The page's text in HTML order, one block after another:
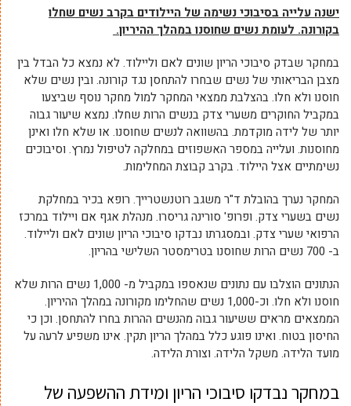
ישנה עלייה בסיבוכי נשימה של היילודים בקרב נשים שחלו
בקורונה. לעומת נשים שחוסנו במהלך ההיריון.
במחקר שבדק סיבוכי הריון שונים לאם וליילוד. לא נמצא כל הבדל בין
מצבן הבריאותי של נשים שבחרו להתחסן נגד קורונה. ובין נשים שלא
חוסנו ולא חלו. בהצלבת ממצאי המחקר למול מחקר נוסף שביצעו
במקביל החוקרים משערי צדק בנשים הרות שחלו. נמצא שיעור גבוה
יותר של לידה מוקדמת. בהשוואה לנשים שחוסנו. או שלא חלו ואינן
מחוסנות. ועלייה במספר האשפוזים במחלקה לטיפול נמרץ. וסיבוכים
נשימתיים אצל היילוד. בקרב קבוצת המחלימות.
המחקר נערך בהובלת ד"ר משגב רוטנשטרייך. רופא בכיר במחלקת
נשים בשערי צדק. ופרופ' סורינה גריסרו. מנהלת אגף אם ויילוד במרכז
הרפואי שערי צדק. ובמסגרתו נבדקו סיבוכי הריון שונים לאם וליילוד.
ב- 700 נשים הרות שחוסנו בטרימסטר השלישי בהריון.
הנתונים הוצלבו עם נתונים שנאספו במקביל מ- 1,000 נשים הרות שלא
חוסנו ולא חלו. וכ-1,000 נשים שהחלימו מקורונה במהלך ההיריון.
הממצאים מראים ששיעור גבוה מהנשים ההרות בחרו להתחסן. וכן כי
החיסון בטוח. ואינו פוגע כלל במהלך הריון תקין. אינו משפיע לרעה על
מועד הלידה. משקל הלידה. וצורת הלידה.
במחקר נבדקו סיבוכי הריון ומידת ההשפעה של